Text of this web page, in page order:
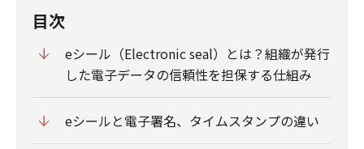
目次
eシール（Electronic seal）とは？組織が発行
した電子データの信頼性を担保する仕組み
eシールと電子署名、タイムスタンプの違い